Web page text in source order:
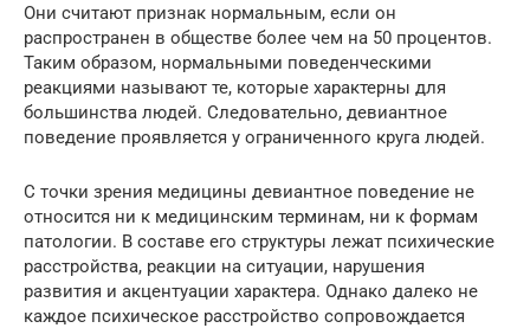
Они считают признак нормальным, если он
распространен в обществе более чем на 50 процентов.
Таким образом, нормальными поведенческими
реакциями называют те, которые характерны для
большинства людей. Следовательно, девиантное
поведение проявляется у ограниченного круга людей.
С точки зрения медицины девиантное поведение не
относится ни к медицинским терминам, ни к формам
патологии. В составе его структуры лежат психические
расстройства, реакции на ситуации, нарушения
развития и акцентуации характера. Однако далеко не
каждое психическое расстройство сопровождается